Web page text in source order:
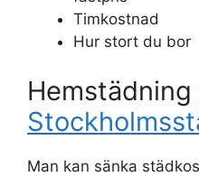
Timkostnad
Hur stort du bor
Man kan sänka